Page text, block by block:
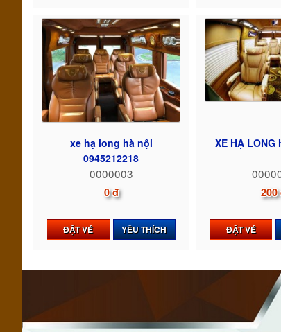
xe hạ long hà nội
0945212218
0000003
0 đ
ĐẶT VÉ YÊU THÍCH
XE HẠ LONG
200
ĐẶT VÉ